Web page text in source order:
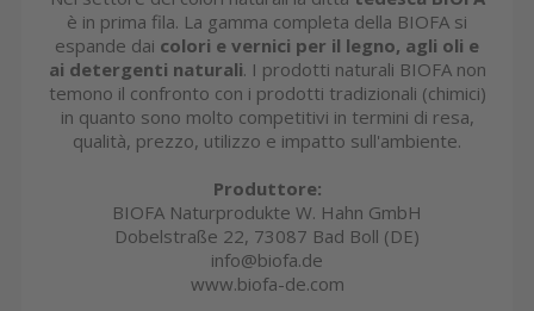
è in prima fila. La gamma completa della BIOFA si
espande dai colori e vernici per il legno, agli oli e
ai detergenti naturali. I prodotti naturali BIOFA non
temono il confronto con i prodotti tradizionali (chimici)
in quanto sono molto competitivi in termini di resa,
qualità, prezzo, utilizzo e impatto sull'ambiente.
Produttore:
BIOFA Naturprodukte W. Hahn GmbH
Dobelstraße 22, 73087 Bad Boll (DE)
info@biofa.de
www.biofa-de.com